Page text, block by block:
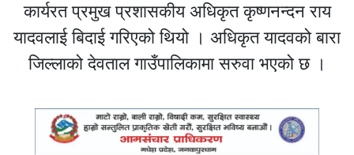
कार्यरत प्रमुख प्रशासकीय अधिकृत कृष्णनन्दन राय
यादवलाई बिदाई गरिएको थियो । अधिकृत यादवको बारा
जिल्लाको देवताल गाउँपालिकामा सरुवा भएको छ ।